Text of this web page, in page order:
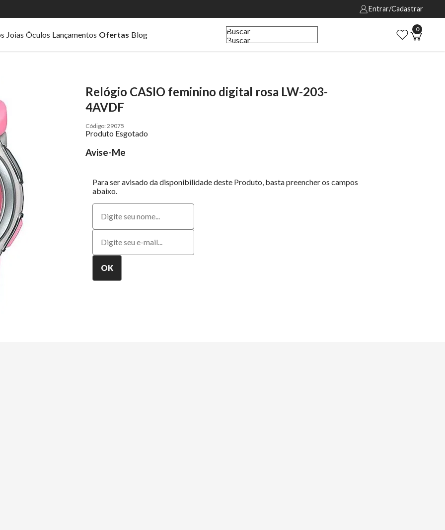
Entrar/Cadastrar
Joias Óculos Lançamentos Ofertas Blog
Buscar
Buscar
0
Relógio CASIO feminino digital rosa LW-203-
4AVDF
29075
Produto Esgotado
Avise-Me
Para ser avisado da disponibilidade deste Produto, basta preencher os campos
abaixo.